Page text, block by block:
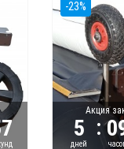
-23%
Акция
5
дней
: